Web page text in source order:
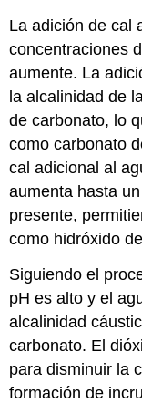
La adición de cal
concentraciones
aumente. La
la alcalinidad de
de carbonato, lo
como carbonato
cal adicional al
aumenta hasta
presente,
como hidróxido
Siguiendo el
pH es alto y el
alcalinidad
carbonato. El
para disminuir la
formación de